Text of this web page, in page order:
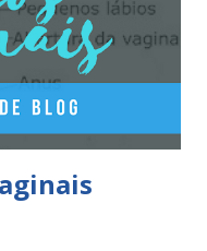
período de pausa).
hidratada, amido de